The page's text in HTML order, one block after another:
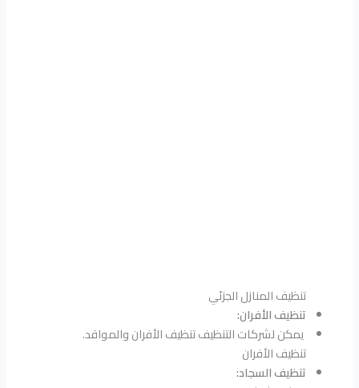
تنظيف المنازل الجزئي
تنظيف الأفران:
يمكن لشركات التنظيف تنظيف الأفران والمواقد.
تنظيف الأفران
تنظيف السجاد: